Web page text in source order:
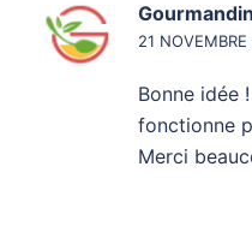
21
Bonne idée
fonctionne
Merci